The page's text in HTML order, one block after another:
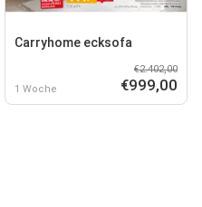
Carryhome ecksofa
1 Woche
€2.402,00
€999,00